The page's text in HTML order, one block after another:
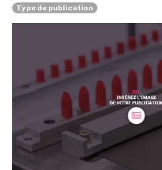
Type de publication